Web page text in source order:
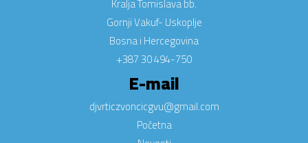
Gornji Vakuf- Uskoplje
Bosna i Hercegovina
+387 30 494-750
E-mail
djvrticzvoncicgvu@gmail.com
Početna